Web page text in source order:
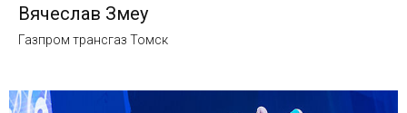
Вячеслав Змеу
Газпром трансгаз Томск